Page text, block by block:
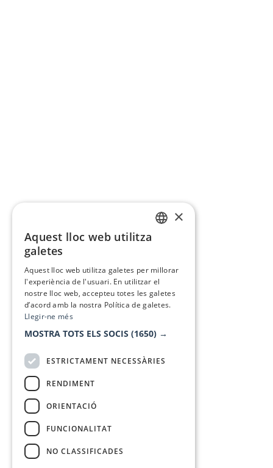
×
Aquest lloc web utilitza
galetes
Aquest lloc web utilitza galetes per millorar
l'experiència de l'usuari. En utilitzar el
nostre lloc web, accepteu totes les galetes
d’acord amb la nostra Política de galetes.
Llegir-ne més
MOSTRA TOTS ELS SOCIS (1650) →
ESTRICTAMENT NECESSÀRIES
RENDIMENT
ORIENTACIÓ
FUNCIONALITAT
NO CLASSIFICADES